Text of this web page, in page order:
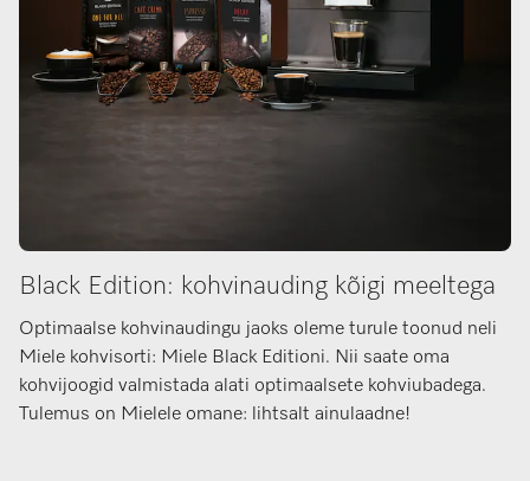
Black Edition: kohvinauding kõigi meeltega
Optimaalse kohvinaudingu jaoks oleme turule toonud neli
Miele kohvisorti: Miele Black Editioni. Nii saate oma
kohvijoogid valmistada alati optimaalsete kohviubadega.
Tulemus on Mielele omane: lihtsalt ainulaadne!